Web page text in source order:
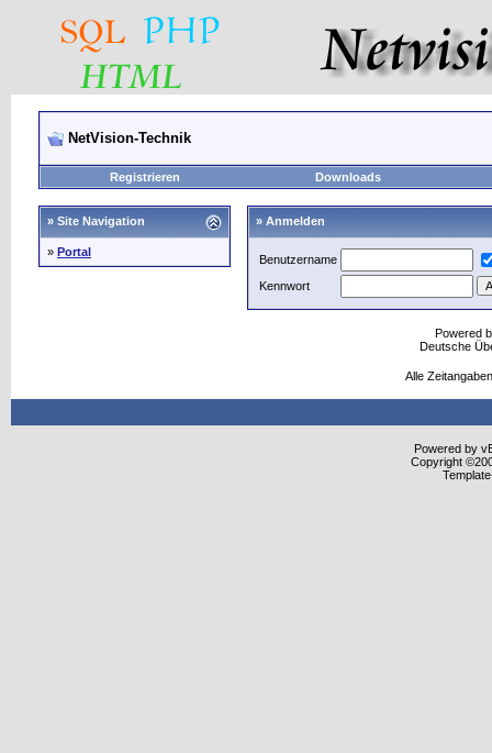
NetVision-Technik
Registrieren Downloads
» Site Navigation
» Portal
» Anmelden
Benutzername
Kennwort
Powered
Deutsche
Alle
Powered by
Copyright